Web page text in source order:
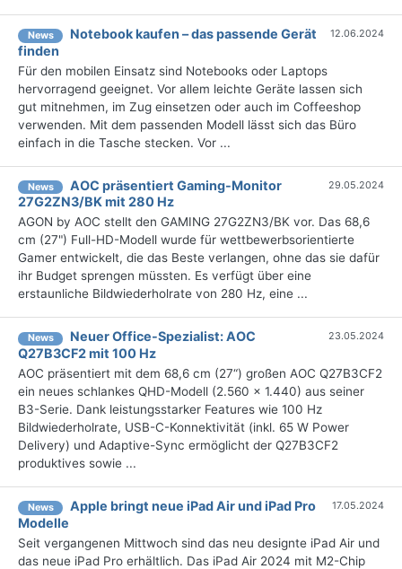
News
Notebook kaufen – das passende Gerät
finden
12.06.2024
Für den mobilen Einsatz sind Notebooks oder Laptops
hervorragend geeignet. Vor allem leichte Geräte lassen sich
gut mitnehmen, im Zug einsetzen oder auch im Coffeeshop
verwenden. Mit dem passenden Modell lässt sich das Büro
einfach in die Tasche stecken. Vor ...
News
AOC präsentiert Gaming-Monitor
27G2ZN3/BK mit 280 Hz
29.05.2024
AGON by AOC stellt den GAMING 27G2ZN3/BK vor. Das 68,6
cm (27") Full-HD-Modell wurde für wettbewerbsorientierte
Gamer entwickelt, die das Beste verlangen, ohne das sie dafür
ihr Budget sprengen müssten. Es verfügt über eine
erstaunliche Bildwiederholrate von 280 Hz, eine ...
News
Neuer Office-Spezialist: AOC
Q27B3CF2 mit 100 Hz
23.05.2024
AOC präsentiert mit dem 68,6 cm (27“) großen AOC Q27B3CF2
ein neues schlankes QHD-Modell (2.560 x 1.440) aus seiner
B3-Serie. Dank leistungsstarker Features wie 100 Hz
Bildwiederholrate, USB-C-Konnektivität (inkl. 65 W Power
Delivery) und Adaptive-Sync ermöglicht der Q27B3CF2
produktives sowie ...
News
Apple bringt neue iPad Air und iPad Pro
Modelle
17.05.2024
Seit vergangenen Mittwoch sind das neu designte iPad Air und
das neue iPad Pro erhältlich. Das iPad Air 2024 mit M2-Chip